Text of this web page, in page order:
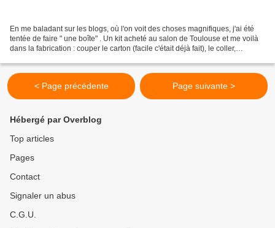
En me baladant sur les blogs, où l'on voit des choses magnifiques, j'ai été
tentée de faire " une boîte" . Un kit acheté au salon de Toulouse et me voilà
dans la fabrication : couper le carton (facile c'était déjà fait), le coller,
< Page précédente Page suivante >
Hébergé par Overblog
Top articles
Pages
Contact
Signaler un abus
C.G.U.